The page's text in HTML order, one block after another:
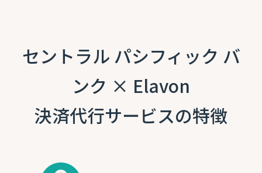
セントラル パシフィック バ
ンク × Elavon
決済代行サービスの特徴